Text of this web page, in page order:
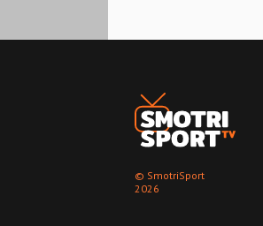
Япония
05
© SmotriSport
2026